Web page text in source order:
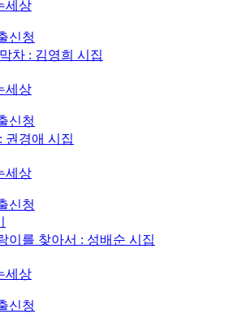
세상
신청
차 : 김영희 시집
세상
신청
권경애 시집
세상
신청
이를 찾아서 : 성배순 시집
세상
신청